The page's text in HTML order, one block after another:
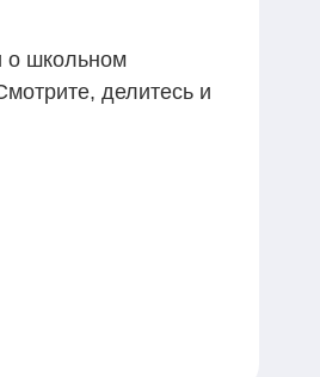
о школьном
делитесь и